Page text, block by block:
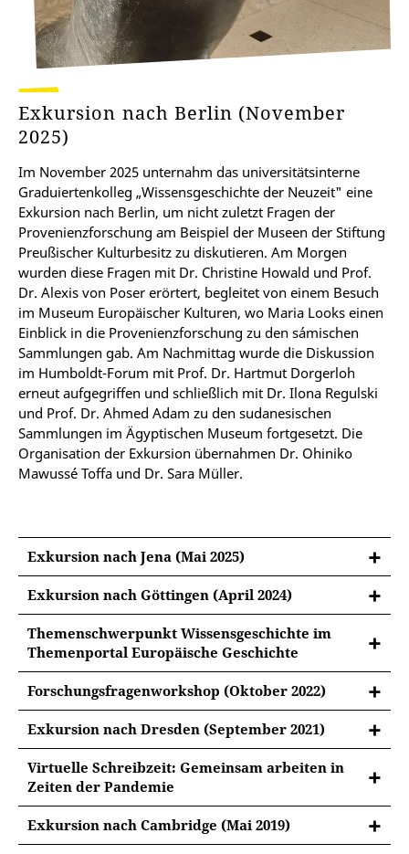
Exkursion nach Berlin (November
2025)
Im November 2025 unternahm das universitätsinterne
Graduiertenkolleg „Wissensgeschichte der Neuzeit" eine
Exkursion nach Berlin, um nicht zuletzt Fragen der
Provenienzforschung am Beispiel der Museen der Stiftung
Preußischer Kulturbesitz zu diskutieren. Am Morgen
wurden diese Fragen mit Dr. Christine Howald und Prof.
Dr. Alexis von Poser erörtert, begleitet von einem Besuch
im Museum Europäischer Kulturen, wo Maria Looks einen
Einblick in die Provenienzforschung zu den sámischen
Sammlungen gab. Am Nachmittag wurde die Diskussion
im Humboldt-Forum mit Prof. Dr. Hartmut Dorgerloh
erneut aufgegriffen und schließlich mit Dr. Ilona Regulski
und Prof. Dr. Ahmed Adam zu den sudanesischen
Sammlungen im Ägyptischen Museum fortgesetzt. Die
Organisation der Exkursion übernahmen Dr. Ohiniko
Mawussé Toffa und Dr. Sara Müller.
Exkursion nach Jena (Mai 2025)
Exkursion nach Göttingen (April 2024)
Themenschwerpunkt Wissensgeschichte im
Themenportal Europäische Geschichte
Das universitätsinterne Graduiertenkolleg
„Wissensgeschichte der Neuzeit“ stellt seine Arbeiten
im Rahmen des Themenportals Europäische
Geschichte mit einem eigenen Themenschwerpunkt
vor: Unter der Überschrift „Europäische Geschichte,
Wissensgeschichte“ zeigen Quellen und Essays, wie
fruchtbar wissensgeschichtliche Ansätze für die
Geschichtsschreibung Europas sind. Ausgehend von
ausgewählten Quellenmaterialien gehen Marian
Forschungsfragenworkshop (Oktober 2022)
Exkursion nach Dresden (September 2021)
Die Exkursion des universitätsinternen
Graduiertenkolleg nach Dresden im September 2021
präsentieren“. Fünf Tage lang beschäftigten sich die
Teilnehmer:innen mit Fragen des Sammelns,
Virtuelle Schreibzeit: Gemeinsam arbeiten in
Zeiten der Pandemie
Das im Rahmen des Erfurter Promovierenden- und
Postdoktorandenprogramms (EPPP) eingerichtete
Exkursion nach Cambridge (Mai 2019)